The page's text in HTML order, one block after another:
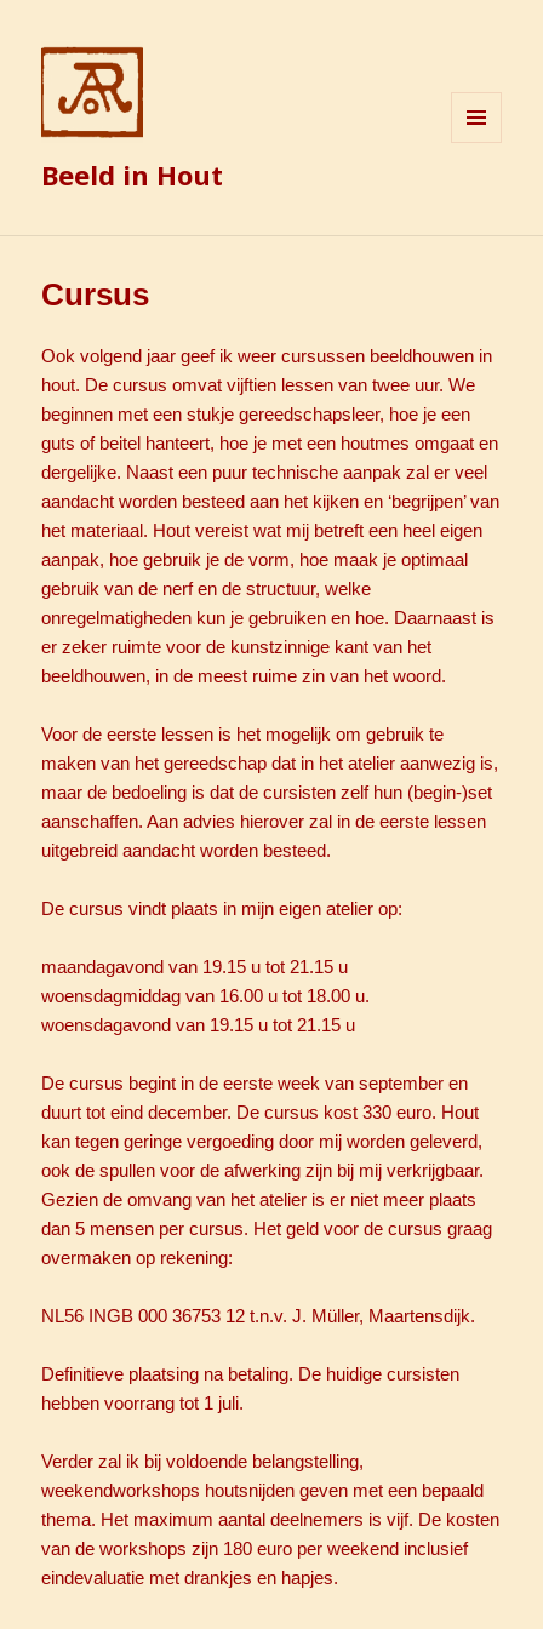
Beeld in Hout
Cursus
Ook volgend jaar geef ik weer cursussen beeldhouwen in
hout. De cursus omvat vijftien lessen van twee uur. We
beginnen met een stukje gereedschapsleer, hoe je een
guts of beitel hanteert, hoe je met een houtmes omgaat en
dergelijke. Naast een puur technische aanpak zal er veel
aandacht worden besteed aan het kijken en ‘begrijpen’ van
het materiaal. Hout vereist wat mij betreft een heel eigen
aanpak, hoe gebruik je de vorm, hoe maak je optimaal
gebruik van de nerf en de structuur, welke
onregelmatigheden kun je gebruiken en hoe. Daarnaast is
er zeker ruimte voor de kunstzinnige kant van het
beeldhouwen, in de meest ruime zin van het woord.
Voor de eerste lessen is het mogelijk om gebruik te
maken van het gereedschap dat in het atelier aanwezig is,
maar de bedoeling is dat de cursisten zelf hun (begin-)set
aanschaffen. Aan advies hierover zal in de eerste lessen
uitgebreid aandacht worden besteed.
De cursus vindt plaats in mijn eigen atelier op:
maandagavond van 19.15 u tot 21.15 u
woensdagmiddag van 16.00 u tot 18.00 u.
woensdagavond van 19.15 u tot 21.15 u
De cursus begint in de eerste week van september en
duurt tot eind december. De cursus kost 330 euro. Hout
kan tegen geringe vergoeding door mij worden geleverd,
ook de spullen voor de afwerking zijn bij mij verkrijgbaar.
Gezien de omvang van het atelier is er niet meer plaats
dan 5 mensen per cursus. Het geld voor de cursus graag
overmaken op rekening:
NL56 INGB 000 36753 12 t.n.v. J. Müller, Maartensdijk.
Definitieve plaatsing na betaling. De huidige cursisten
hebben voorrang tot 1 juli.
Verder zal ik bij voldoende belangstelling,
weekendworkshops houtsnijden geven met een bepaald
thema. Het maximum aantal deelnemers is vijf. De kosten
van de workshops zijn 180 euro per weekend inclusief
eindevaluatie met drankjes en hapjes.